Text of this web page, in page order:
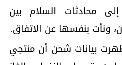
محادثات السلام بين
ونأت بنفسها عن الاتفاق.
بيانات شحن أن منتجي